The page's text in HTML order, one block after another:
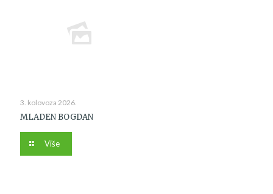
3. kolovoza 2026.
MLADEN BOGDAN
Više